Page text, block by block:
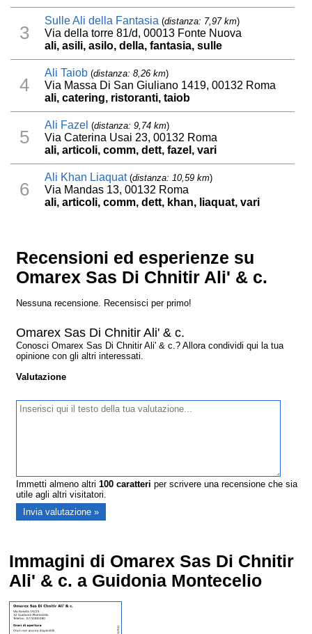
3
Sulle Ali della Fantasia (distanza: 7,97 km)
Via della torre 81/d, 00013 Fonte Nuova
ali, asili, asilo, della, fantasia, sulle
4
Ali Taiob (distanza: 8,26 km)
Via Massa Di San Giuliano 1419, 00132 Roma
ali, catering, ristoranti, taiob
5
Ali Fazel (distanza: 9,74 km)
Via Caterina Usai 23, 00132 Roma
ali, articoli, comm, dett, fazel, vari
6
Ali Khan Liaquat(distanza: 10,59 km)
Via Mandas 13, 00132 Roma
ali, articoli, comm, dett, khan, liaquat, vari
Recensioni ed esperienze su
Omarex Sas Di Chnitir Ali' & c.
Nessuna recensione. Recensisci per primo!
Omarex Sas Di Chnitir Ali' & c.
Conosci Omarex Sas Di Chnitir Ali' & c.? Allora condividi qui la tua
opinione con gli altri interessati.
Valutazione
Immetti almeno altri100 caratteri per scrivere una recensione che sia
utile agli altri visitatori.
Immagini di Omarex Sas Di Chnitir
Ali' & c. a Guidonia Montecelio